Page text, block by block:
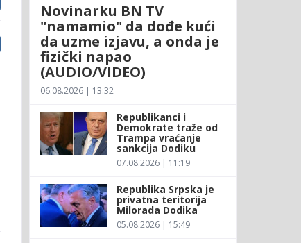
Novinarku BN TV
"namamio" da dođe kući
da uzme izjavu, a onda je
fizički napao
(AUDIO/VIDEO)
06.08.2026 | 13:32
Republikanci i
Demokrate traže od
Trampa vraćanje
sankcija Dodiku
07.08.2026 | 11:19
Republika Srpska je
privatna teritorija
Milorada Dodika
05.08.2026 | 15:49